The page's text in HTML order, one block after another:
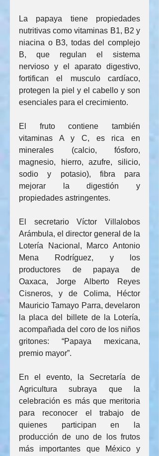
La papaya tiene propiedades
nutritivas como vitaminas B1, B2 y
niacina o B3, todas del complejo
B, que regulan el sistema
nervioso y el aparato digestivo,
fortifican el musculo cardíaco,
protegen la piel y el cabello y son
esenciales para el crecimiento.
El fruto contiene también
vitaminas A y C, es rica en
minerales (calcio, fósforo,
magnesio, hierro, azufre, silicio,
sodio y potasio), fibra para
mejorar la digestión y
propiedades astringentes.
El secretario Víctor Villalobos
Arámbula, el director general de la
Lotería Nacional, Marco Antonio
Mena Rodríguez, y los
productores de papaya de
Oaxaca, Jorge Alberto Reyes
Cisneros, y de Colima, Héctor
Mauricio Tamayo Parra, develaron
la placa del billete de la Lotería,
acompañada del coro de los niños
gritones: “Papaya mexicana,
premio mayor”.
En el evento, la Secretaría de
Agricultura subraya que la
celebración es más que meritoria
para reconocer el trabajo de
quienes participan en la
producción de uno de los frutos
más importantes que México y